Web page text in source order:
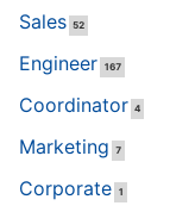
Sales 52
Engineer 167
Coordinator 4
Marketing 7
Corporate 1